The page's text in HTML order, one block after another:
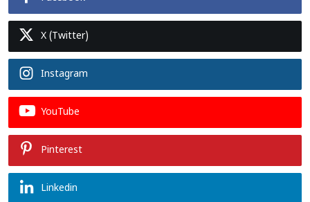
X (Twitter)
Instagram
YouTube
Pinterest
Linkedin